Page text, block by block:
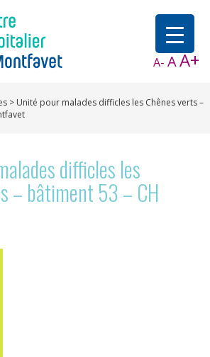
A- AA+
> Unité pour malades difficles les Chênes verts –
difficles les
– bâtiment 53 – CH